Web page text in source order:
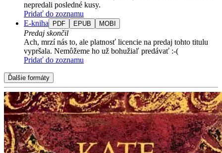
nepredali posledné kusy.
Pridať do zoznamu
E-kniha
PDF EPUB MOBI
Predaj skončil
Ach, mrzí nás to, ale platnosť licencie na predaj tohto titulu
vypršala. Nemôžeme ho už bohužiaľ predávať :-(
Pridať do zoznamu
Ďalšie formáty